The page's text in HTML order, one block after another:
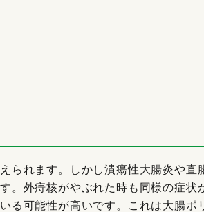
られます。しかし潰瘍性大腸炎や直
。外痔核がやぶれた時も同様の症状
る可能性が高いです。これは大腸ポ